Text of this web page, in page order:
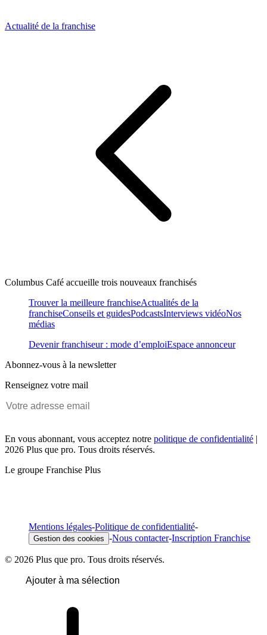
Actualité de la franchise
Columbus Café accueille trois nouveaux franchisés
Trouver la meilleure franchiseActualités de la
franchiseConseils et guidesPodcastsInterviews vidéoNos
médias
Devenir franchiseur : mode d’emploiEspace annonceur
Abonnez-vous à la newsletter
Renseignez votre mail
En vous abonnant, vous acceptez notre politique de confidentialité |
2026 Plus que pro. Tous droits réservés.
Le groupe Franchise Plus
Mentions légales-Politique de confidentialité-
Gestion des cookies -Nous contacter-Inscription Franchise
© 2026 Plus que pro. Tous droits réservés.
Ajouter à ma sélection